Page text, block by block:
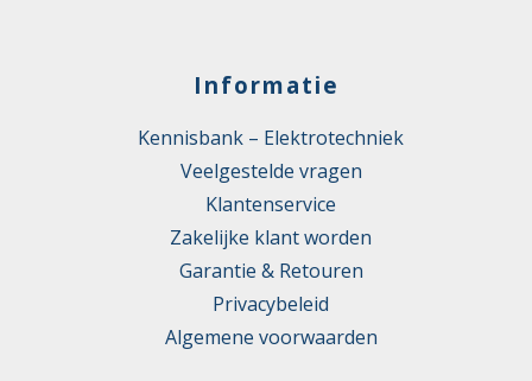
Informatie
Kennisbank – Elektrotechniek
Veelgestelde vragen
Klantenservice
Zakelijke klant worden
Garantie & Retouren
Privacybeleid
Algemene voorwaarden